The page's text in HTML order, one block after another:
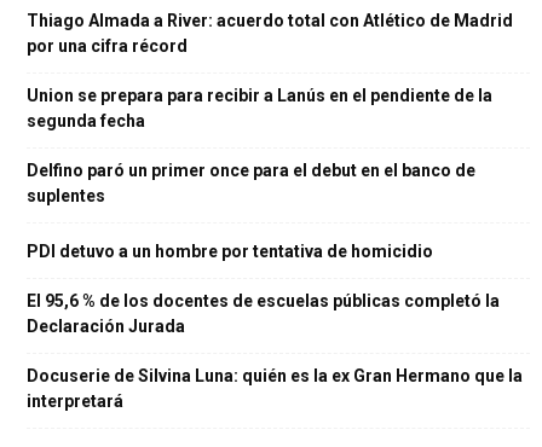
Thiago Almada a River: acuerdo total con Atlético de Madrid
por una cifra récord
Union se prepara para recibir a Lanús en el pendiente de la
segunda fecha
Delfino paró un primer once para el debut en el banco de
suplentes
PDI detuvo a un hombre por tentativa de homicidio
El 95,6 % de los docentes de escuelas públicas completó la
Declaración Jurada
Docuserie de Silvina Luna: quién es la ex Gran Hermano que la
interpretará